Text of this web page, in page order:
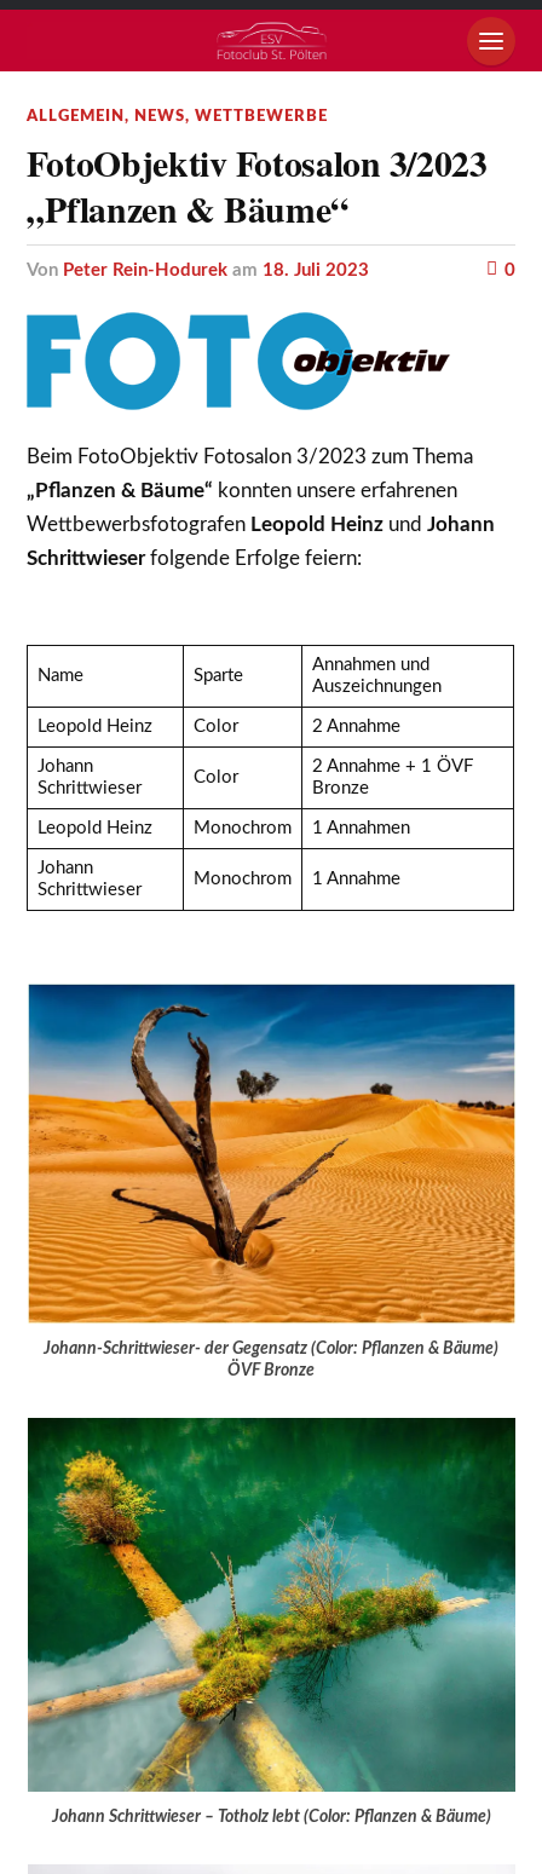
ALLGEMEIN, NEWS,WETTBEWERBE
FotoObjektiv Fotosalon 3/2023
„Pflanzen & Bäume“
von Peter Rein-Hodurek am 18. Juli 2023 0
Beim FotoObjektiv Fotosalon 3/2023 zum Thema
„Pflanzen & Bäume“ konnten unsere erfahrenen
Wettbewerbsfotografen Leopold Heinz undJohann
Schrittwieserfolgende Erfolge feiern:
Name Sparte
Annahmen und
Auszeichnungen
Leopold Heinz Color 2 Annahme
Johann
Schrittwieser
Color
2 Annahme + 1 ÖVF
Bronze
Leopold Heinz Monochrom 1 Annahmen
Johann
Schrittwieser
Monochrom 1 Annahme
Johann-Schrittwieser- der Gegensatz (Color: Pflanzen & Bäume)
ÖVF Bronze
Johann Schrittwieser – Totholz lebt (Color: Pflanzen & Bäume)